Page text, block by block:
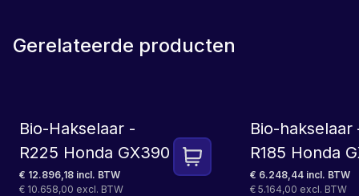
Gerelateerde producten
Bio-Hakselaar -
R225 Honda GX390
€ 12.896,18 incl. BTW
€ 10.658,00 excl. BTW
Bio-hakselaar
R185 Honda
€ 6.248,44 incl. BTW
€ 5.164,00 excl. BTW